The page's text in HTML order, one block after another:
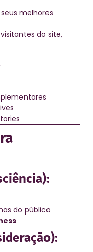
melhores
do site,
do público